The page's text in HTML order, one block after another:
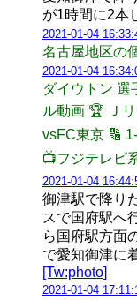
が1時間に2本
2021-01-04
名古屋地区の
2021-01-04
ダイウトン 選
ル動画 🏆 Ｊ
vsFC東京 🔢
📺フジテレビ
2021-01-04
御津駅で降り
スで国府駅へ
ら国府駅方面
で愛知御津に
[Tw:photo]
2021-01-04